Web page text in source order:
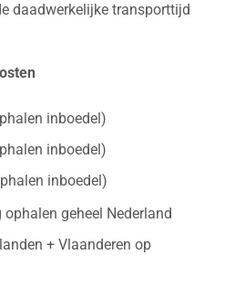
daadwerkelijke transporttijd
inboedel)
inboedel)
inboedel)
ophalen geheel Nederland
+ Vlaanderen op